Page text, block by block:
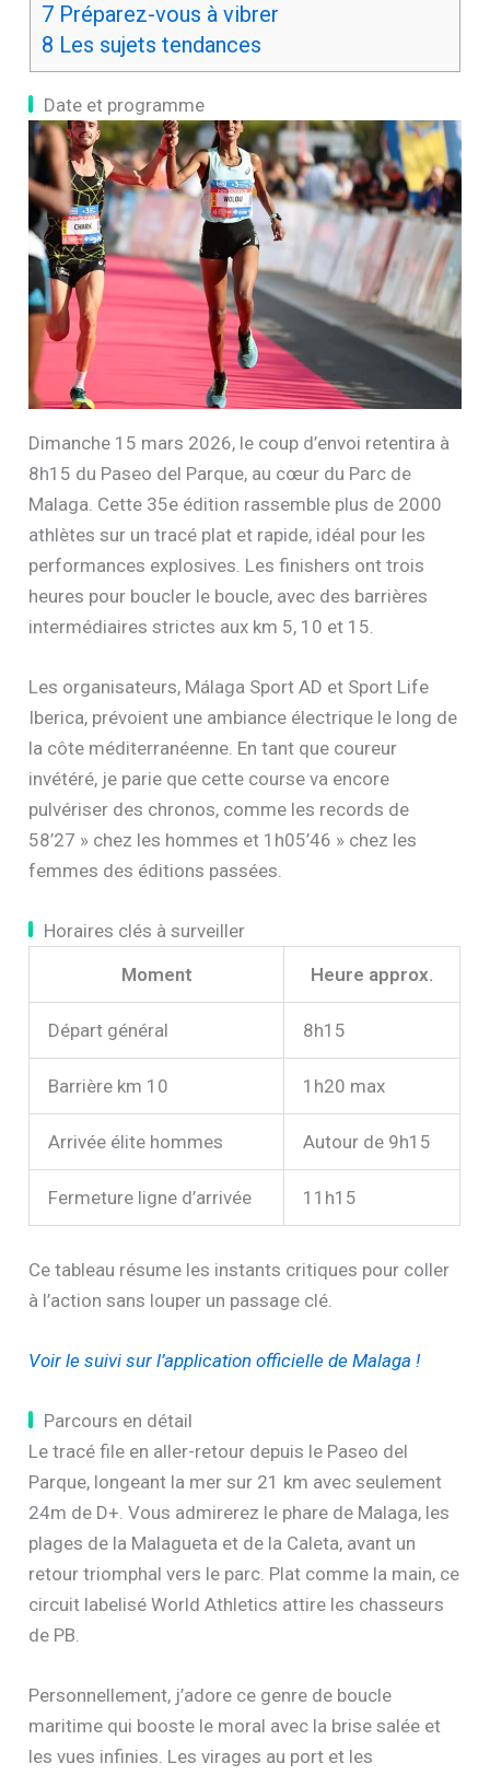
7 Préparez-vous à vibrer
8 Les sujets tendances
Date et programme
Dimanche 15 mars 2026, le coup d’envoi retentira à
8h15 du Paseo del Parque, au cœur du Parc de
Malaga. Cette 35e édition rassemble plus de 2000
athlètes sur un tracé plat et rapide, idéal pour les
performances explosives. Les finishers ont trois
heures pour boucler le boucle, avec des barrières
intermédiaires strictes aux km 5, 10 et 15.
Les organisateurs, Málaga Sport AD et Sport Life
Iberica, prévoient une ambiance électrique le long de
la côte méditerranéenne. En tant que coureur
invétéré, je parie que cette course va encore
pulvériser des chronos, comme les records de
58’27 » chez les hommes et 1h05’46 » chez les
femmes des éditions passées.
Horaires clés à surveiller
Moment
Heure approx.
Départ général 8h15
Barrière km 10 1h20 max
Arrivée élite hommes Autour de 9h15
Fermeture ligne d’arrivée 11h15
Ce tableau résume les instants critiques pour coller
à l’action sans louper un passage clé.
Voir le suivi sur l’application officielle de Malaga !
Parcours en détail
Le tracé file en aller-retour depuis le Paseo del
Parque, longeant la mer sur 21 km avec seulement
24m de D+. Vous admirerez le phare de Malaga, les
plages de la Malagueta et de la Caleta, avant un
retour triomphal vers le parc. Plat comme la main, ce
circuit labelisé World Athletics attire les chasseurs
de PB.
Personnellement, j’adore ce genre de boucle
maritime qui booste le moral avec la brise salée et
les vues infinies. Les virages au port et les